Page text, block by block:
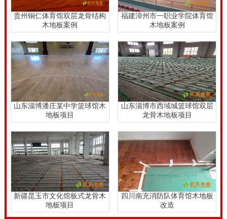
实木运动地板的特性也就拥有新的规定。这时就产生了
组装式拼装地板，在必须宣布游戏的情况下就将木地板
铺设好，假如举办综合性主题活动就将木地板拆卸，这
就不仅建立了健身运动木地板的系统化并且达到了运动
场馆的通俗化要求。
贵州铜仁体育馆双层龙骨结构
木地板案例
福建漳州市一职业学院体育馆
木地板案例
山东淄博潘庄某中学篮球馆木
地板项目
山东淄博市西域城篮球馆双层
龙骨木地板项目
新疆昆玉市文化馆板式龙骨木
地板项目
四川南充消防队体育馆木地板
改造